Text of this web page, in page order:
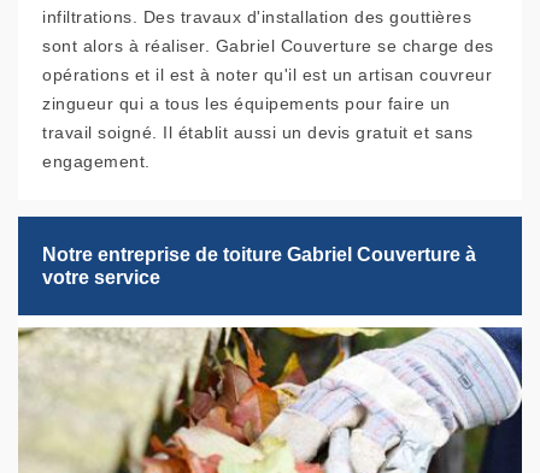
infiltrations. Des travaux d'installation des gouttières
sont alors à réaliser. Gabriel Couverture se charge des
opérations et il est à noter qu'il est un artisan couvreur
zingueur qui a tous les équipements pour faire un
travail soigné. Il établit aussi un devis gratuit et sans
engagement.
Notre entreprise de toiture Gabriel Couverture à
votre service